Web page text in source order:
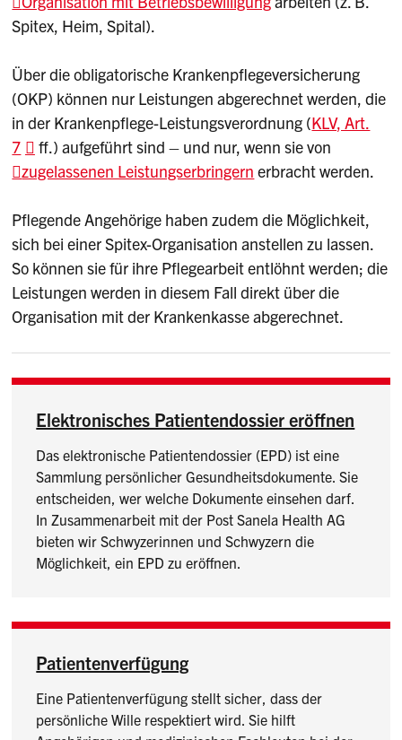
Spitex, Heim, Spital).
Über die obligatorische Krankenpflegeversicherung
(OKP) können nur Leistungen abgerechnet werden, die
in der Krankenpflege-Leistungsverordnung (KLV, Art.
7
ff.) aufgeführt sind – und nur, wenn sie von
zugelassenen Leistungserbringern erbracht werden.
Pflegende Angehörige haben zudem die Möglichkeit,
sich bei einer Spitex-Organisation anstellen zu lassen.
So können sie für ihre Pflegearbeit entlöhnt werden; die
Leistungen werden in diesem Fall direkt über die
Organisation mit der Krankenkasse abgerechnet.
Elektronisches Patientendossier eröffnen
Das elektronische Patientendossier (EPD) ist eine
Sammlung persönlicher Gesundheitsdokumente. Sie
entscheiden, wer welche Dokumente einsehen darf.
In Zusammenarbeit mit der Post Sanela Health AG
bieten wir Schwyzerinnen und Schwyzern die
Möglichkeit, ein EPD zu eröffnen.
Patientenverfügung
Eine Patientenverfügung stellt sicher, dass der
persönliche Wille respektiert wird. Sie hilft